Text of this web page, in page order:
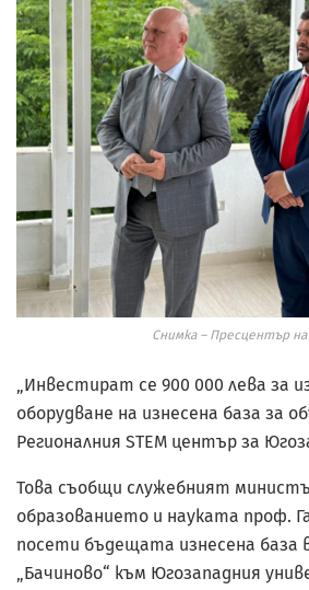
Снимка – Пресцентър
„Инвестират се 900 000 лева за
оборудване на изнесена база за
Регионалния STEM център за
Това съобщи служебният
образованието и науката проф.
посети бъдещата изнесена база
„Бачиново“ към Югозападния